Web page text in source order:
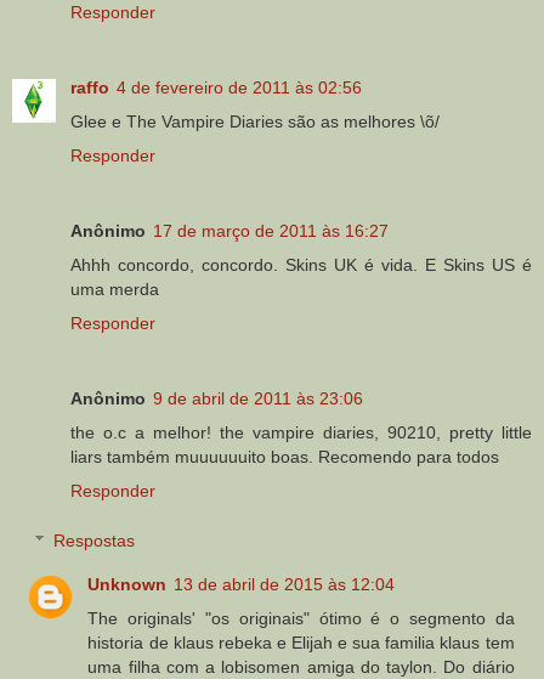
Responder
raffo 4 de fevereiro de 2011 às 02:56
Glee e The Vampire Diaries são as melhores \õ/
Responder
Anônimo 17 de março de 2011 às 16:27
Ahhh concordo, concordo. Skins UK é vida. E Skins US é
uma merda
Responder
Anônimo 9 de abril de 2011 às 23:06
the o.c a melhor! the vampire diaries, 90210, pretty little
liars também muuuuuuito boas. Recomendo para todos
Responder
Respostas
Unknown 13 de abril de 2015 às 12:04
The originals' "os originais" ótimo é o segmento da
historia de klaus rebeka e Elijah e sua familia klaus tem
uma filha com a lobisomen amiga do taylon. Do diário